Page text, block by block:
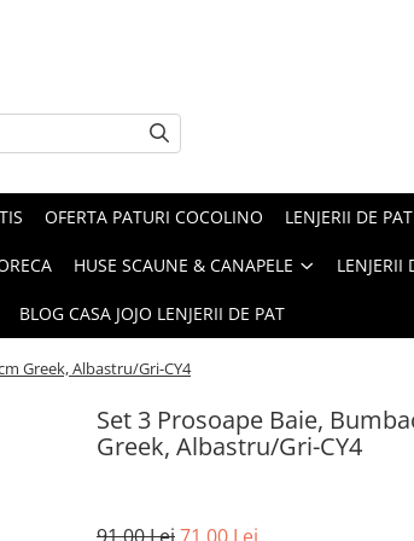
OFERTA PATURI COCOLINO LENJERII DE PAT
HUSE SCAUNE & CANAPELE LENJERII
BLOG CASA JOJO LENJERII DE PAT
Greek, Albastru/Gri-CY4
Set 3 Prosoape Baie,
Greek, Albastru/Gri-CY4